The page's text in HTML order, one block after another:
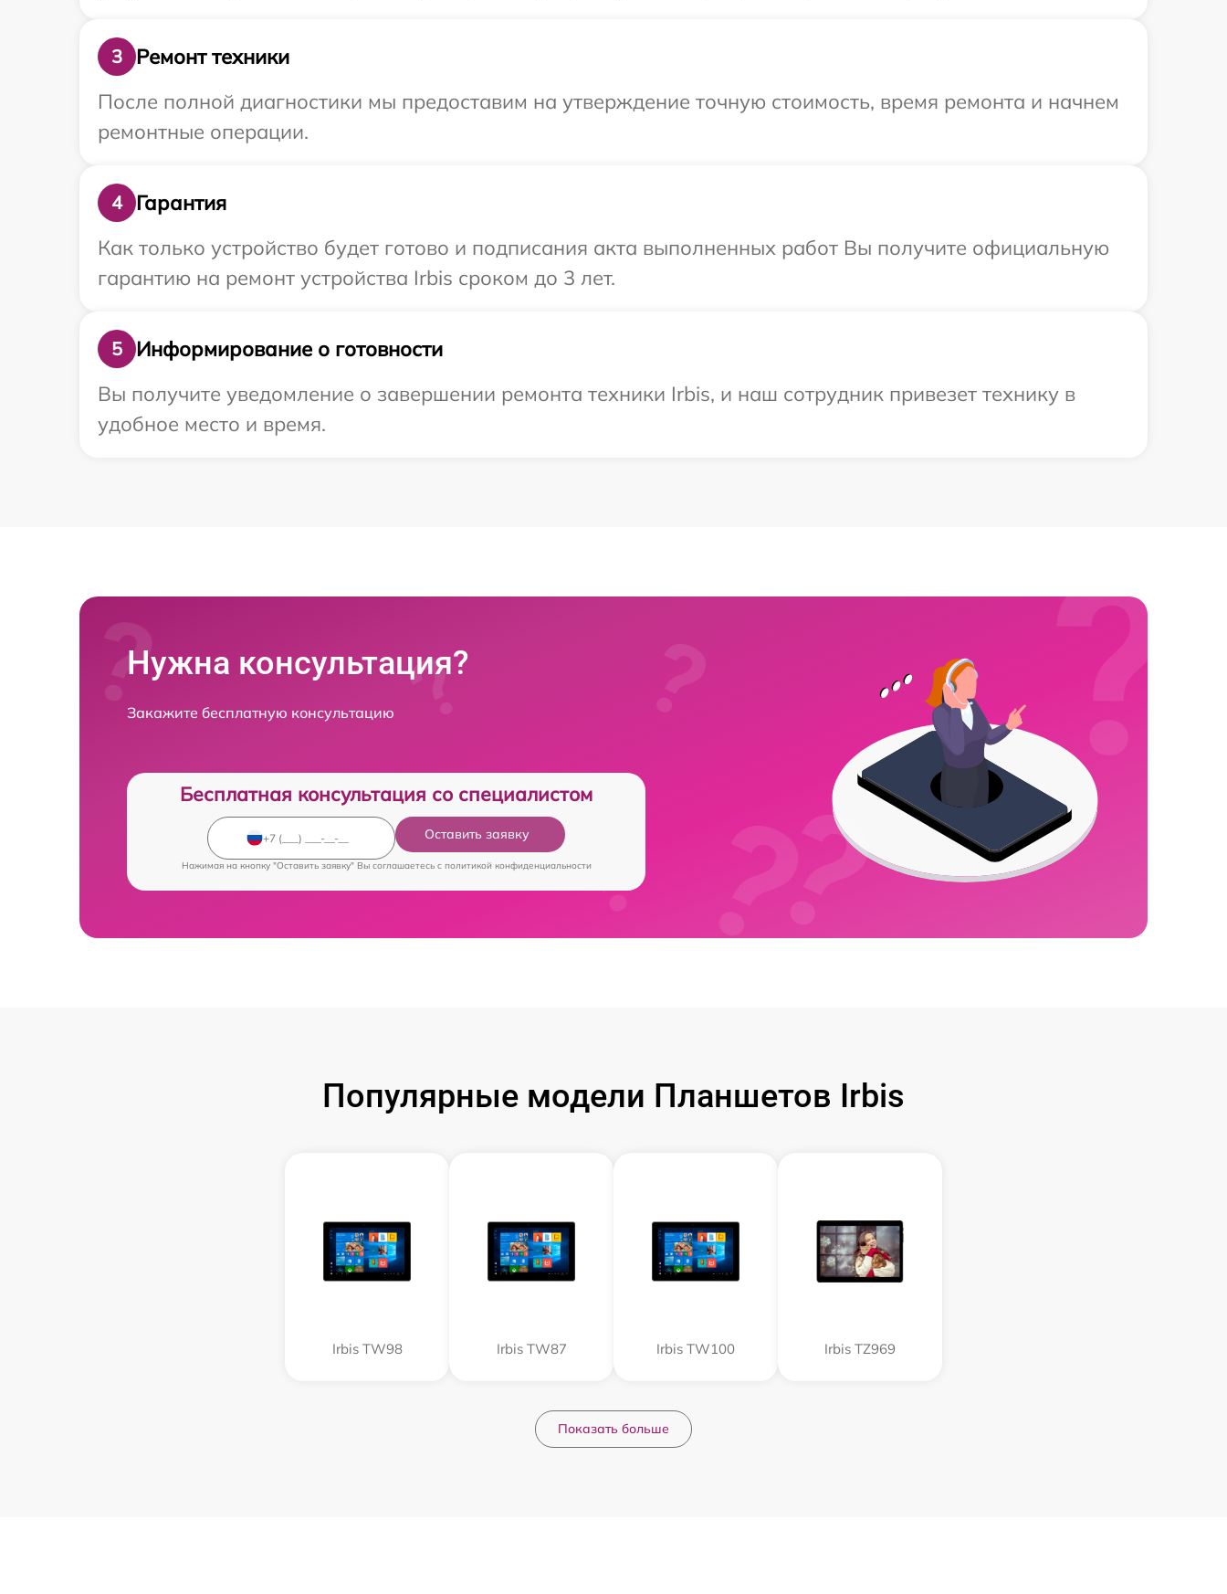
3
Ремонт техники
После полной диагностики мы предоставим на утверждение точную стоимость, время ремонта и начнем
ремонтные операции.
4
Гарантия
Как только устройство будет готово и подписания акта выполненных работ Вы получите официальную
гарантию на ремонт устройства Irbis сроком до 3 лет.
5
Информирование о готовности
Вы получите уведомление о завершении ремонта техники Irbis, и наш сотрудник привезет технику в
удобное место и время.
Нужна консультация?
Закажите бесплатную консультацию
Бесплатная консультация со специалистом
Оставить заявку
Нажимая на кнопку "Оставить заявку" Вы соглашаетесь c политикой конфиденциальности
Популярные модели Планшетов Irbis
Irbis TW98 Irbis TW87 Irbis TW100 Irbis TZ969
Показать больше